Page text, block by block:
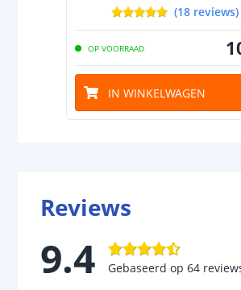
(18 reviews)
OP VOORRAAD
IN WINKELWAGEN
Reviews
9.4 Gebaseerd op 64